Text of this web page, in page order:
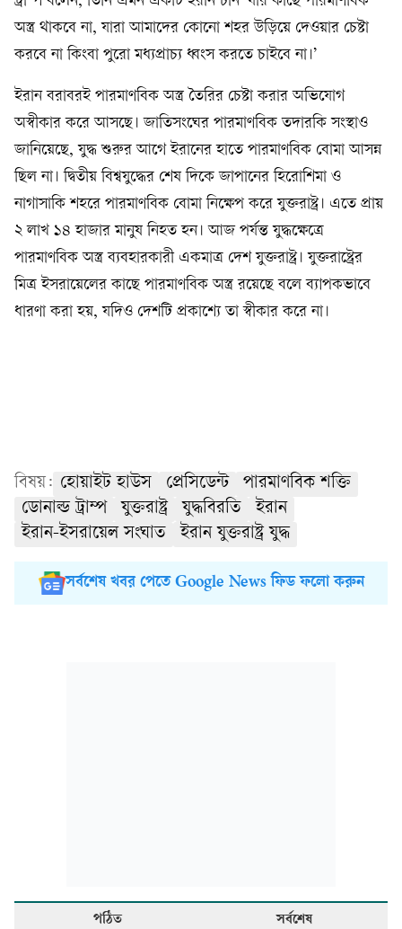
অস্ত্র থাকবে না, যারা আমাদের কোনো শহর উড়িয়ে দেওয়ার চেষ্টা
করবে না কিংবা পুরো মধ্যপ্রাচ্য ধ্বংস করতে চাইবে না।’
ইরান বরাবরই পারমাণবিক অস্ত্র তৈরির চেষ্টা করার অভিযোগ
অস্বীকার করে আসছে। জাতিসংঘের পারমাণবিক তদারকি সংস্থাও
জানিয়েছে, যুদ্ধ শুরুর আগে ইরানের হাতে পারমাণবিক বোমা আসন্ন
ছিল না। দ্বিতীয় বিশ্বযুদ্ধের শেষ দিকে জাপানের হিরোশিমা ও
নাগাসাকি শহরে পারমাণবিক বোমা নিক্ষেপ করে যুক্তরাষ্ট্র। এতে প্রায়
২ লাখ ১৪ হাজার মানুষ নিহত হন। আজ পর্যন্ত যুদ্ধক্ষেত্রে
পারমাণবিক অস্ত্র ব্যবহারকারী একমাত্র দেশ যুক্তরাষ্ট্র। যুক্তরাষ্ট্রের
মিত্র ইসরায়েলের কাছে পারমাণবিক অস্ত্র রয়েছে বলে ব্যাপকভাবে
ধারণা করা হয়, যদিও দেশটি প্রকাশ্যে তা স্বীকার করে না।
বিষয়: হোয়াইট হাউস প্রেসিডেন্ট
পারমাণবিক শক্তি
ডোনাল্ড ট্রাম্প
যুক্তরাষ্ট্র যুদ্ধবিরতি
ইরান
ইরান-ইসরায়েল সংঘাত
ইরান যুক্তরাষ্ট্র যুদ্ধ
সর্বশেষ খবর পেতে Google News ফিড ফলো করুন
পঠিত সর্বশেষ